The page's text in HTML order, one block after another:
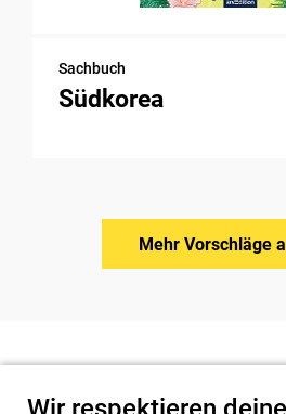
Sachbuch
Südkorea
Mehr Vorschläge